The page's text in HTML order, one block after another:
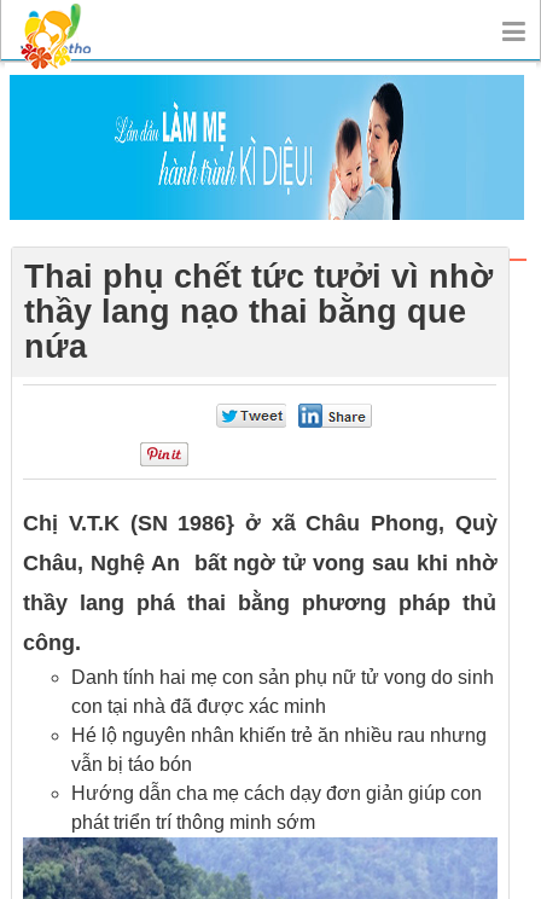
Thai phụ chết tức tưởi vì nhờ
thầy lang nạo thai bằng que
nứa
0
Chị V.T.K (SN 1986} ở xã Châu Phong, Quỳ
Châu, Nghệ An bất ngờ tử vong sau khi nhờ
thầy lang phá thai bằng phương pháp thủ
công.
Danh tính hai mẹ con sản phụ nữ tử vong do sinh
con tại nhà đã được xác minh
Hé lộ nguyên nhân khiến trẻ ăn nhiều rau nhưng
vẫn bị táo bón
Hướng dẫn cha mẹ cách dạy đơn giản giúp con
phát triển trí thông minh sớm